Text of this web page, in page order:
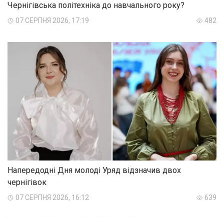
Чернігівська політехніка до навчального року?
07 СЕРПНЯ 2026, 17:19 482
Напередодні Дня молоді Уряд відзначив двох
чернігівок
07 СЕРПНЯ 2026, 16:12 639